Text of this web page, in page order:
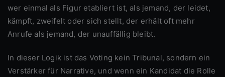
wer einmal als Figur etabliert ist, als jemand, der leidet,
kämpft, zweifelt oder sich stellt, der erhält oft mehr
Anrufe als jemand, der unauffällig bleibt.
In dieser Logik ist das Voting kein Tribunal, sondern ein
Verstärker für Narrative, und wenn ein Kandidat die Rolle